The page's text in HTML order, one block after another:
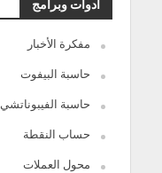
أدوات وبرامج
مفكرة الأخبار
حاسبة البيفوت
حاسبة الفيبوناتشي
حساب النقطة
محول العملات